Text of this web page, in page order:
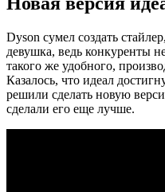
Dyson сумел создать
девушка, ведь конкуренты
такого же удобного,
Казалось, что идеал
решили сделать новую
сделали его еще лучше.